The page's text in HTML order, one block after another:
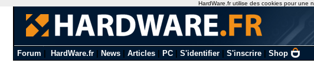
Forum HardWare.fr| News| Articles| PC| S'identifier| S'inscrire| Shop
HardWare.fr utilise des cookies pour une